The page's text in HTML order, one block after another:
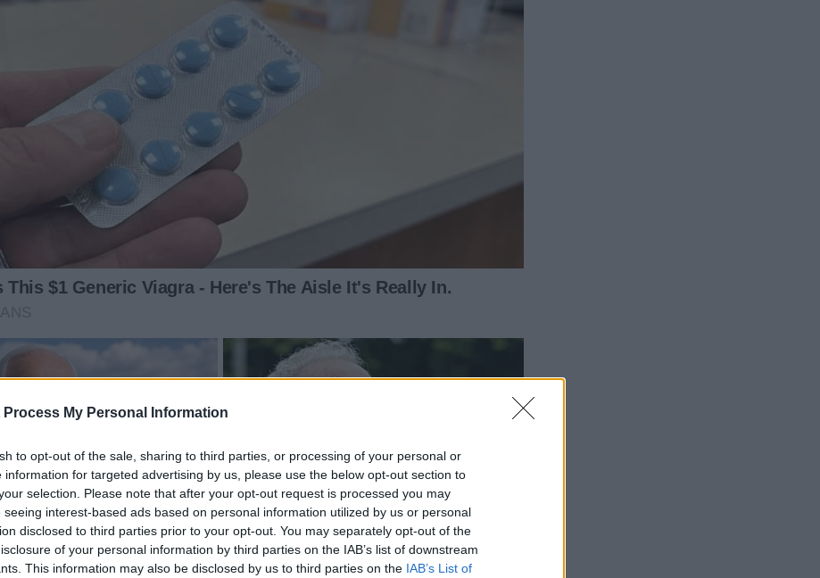
Process My Personal Information
to opt-out of the sale, sharing to third parties, or processing of your personal or
information for targeted advertising by us, please use the below opt-out section to
selection. Please note that after your opt-out request is processed you may
seeing interest-based ads based on personal information utilized by us or personal
disclosed to third parties prior to your opt-out. You may separately opt-out of the
of your personal information by third parties on the IAB’s list of downstream
This information may also be disclosed by us to third parties on the IAB’s List of